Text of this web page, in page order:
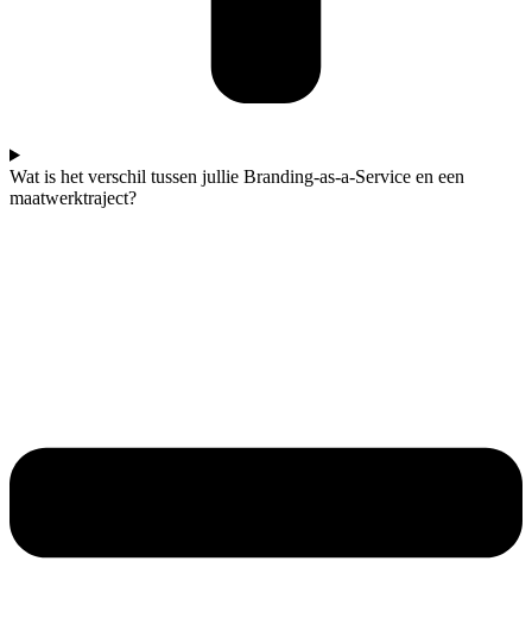
Wat is het verschil tussen jullie Branding-as-a-Service en een
maatwerktraject?